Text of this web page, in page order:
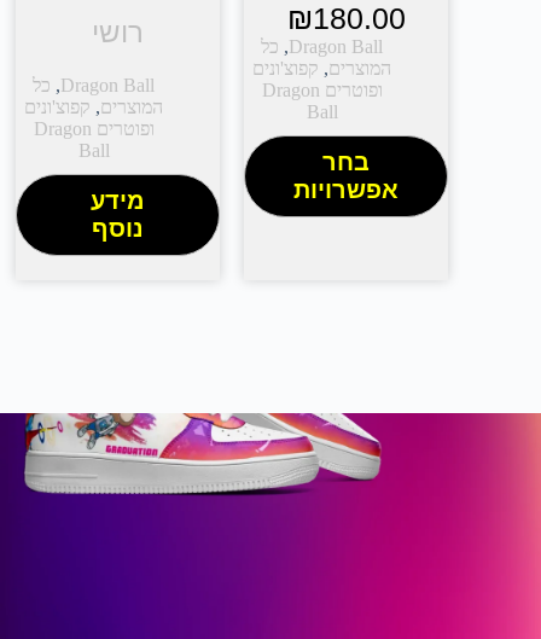
₪180.00
Dragon Ball
, כל
המוצרים, קפוצ'ונים
ופוטרים Dragon
Ball
בחר
אפשרויות
רושי
Dragon Ball
, כל
המוצרים, קפוצ'ונים
ופוטרים Dragon
Ball
מידע
נוסף